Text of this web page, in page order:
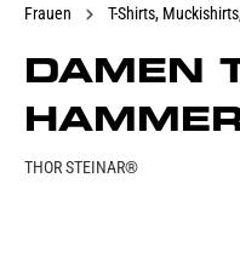
Frauen T-Shirts,
DAMEN
THOR STEINAR®